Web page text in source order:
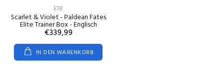
ETB
Scarlet & Violet - Paldean Fates
Elite Trainer Box - Englisch
€339,99
IN DEN WARENKORB